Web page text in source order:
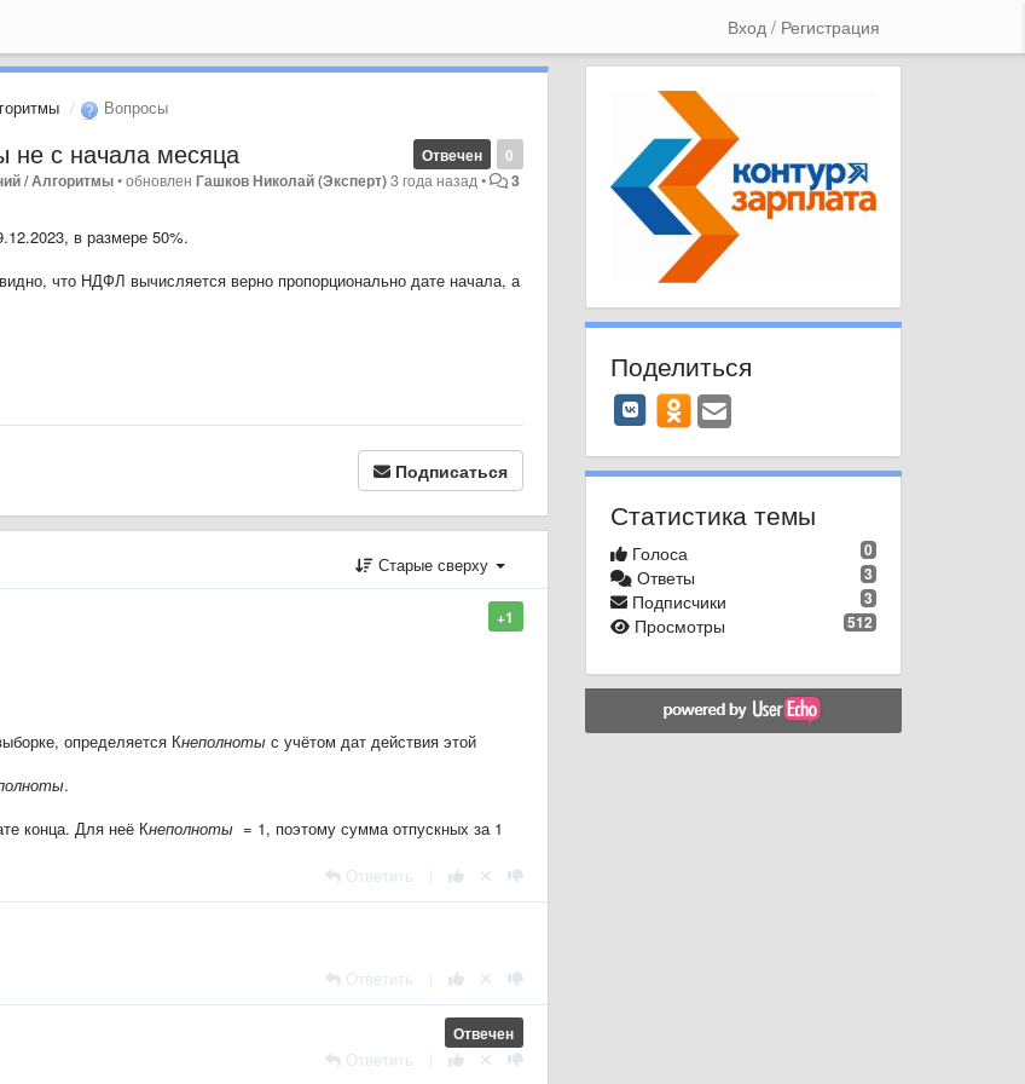
Вход / Регистрация
Вопросы
0
Отвечен
не с начала месяца
/ Алгоритмы•обновленГашков Николай (Эксперт)3 года назад • 3
в размере 50%.
что НДФЛ вычисляется верно пропорционально дате начала, а
Подписаться
Старые сверху
+1
определяется Кнеполноты с учётом дат действия этой
.
конца. Для неё Кнеполноты = 1, поэтому сумма отпускных за 1
Ответить
Ответить
Отвечен
Ответить
Поделиться
Статистика темы
0
Голоса
3
Ответы
3
Подписчики
512
Просмотры